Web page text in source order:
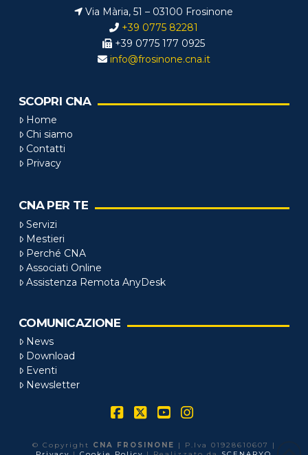
Via Mària, 51 – 03100 Frosinone
+39 0775 82281
+39 0775 177 0925
info@frosinone.cna.it
SCOPRI CNA
Home
Chi siamo
Contatti
Privacy
CNA PER TE
Servizi
Mestieri
Perché CNA
Associati Online
Assistenza Remota AnyDesk
COMUNICAZIONE
News
Download
Eventi
Newsletter
© Copyright CNA FROSINONE
| P.Iva 01928610607 |